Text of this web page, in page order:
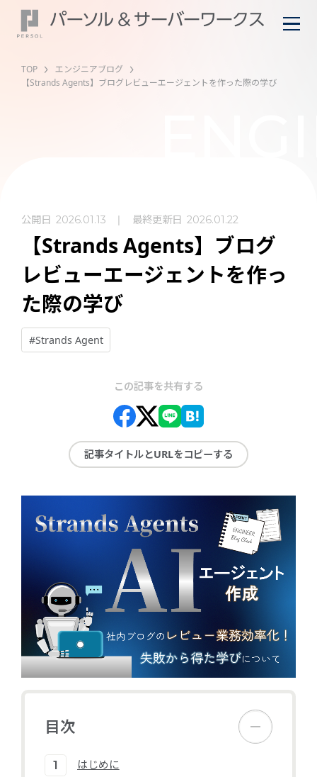
TOP
エンジニアブログ
【Strands Agents】ブログレビューエージェントを作った際の学び
公開日 2026.01.13 最終更新日 2026.01.22
【Strands Agents】ブログ
レビューエージェントを作っ
た際の学び
#Strands Agent
この記事を共有する
記事タイトルとURLをコピーする
目次
はじめに